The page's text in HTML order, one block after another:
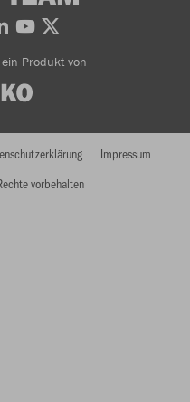
Produkt von
vorbehalten
Impressum